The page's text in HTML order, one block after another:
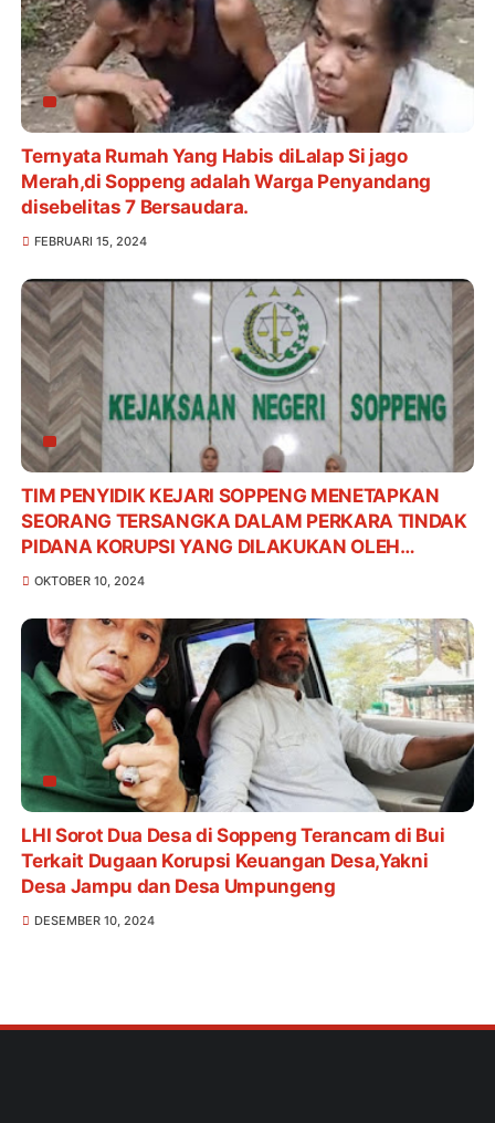
Ternyata Rumah Yang Habis diLalap Si jago
Merah,di Soppeng adalah Warga Penyandang
disebelitas 7 Bersaudara.
FEBRUARI 15, 2024
TIM PENYIDIK KEJARI SOPPENG MENETAPKAN
SEORANG TERSANGKA DALAM PERKARA TINDAK
PIDANA KORUPSI YANG DILAKUKAN OLEH
KARYAWAN SALAH SATU BANK PLAT MERAH DI
OKTOBER 10, 2024
LHI Sorot Dua Desa di Soppeng Terancam di Bui
Terkait Dugaan Korupsi Keuangan Desa,Yakni
Desa Jampu dan Desa Umpungeng
DESEMBER 10, 2024